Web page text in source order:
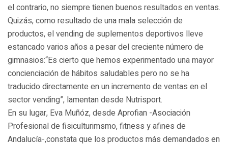
el contrario, no siempre tienen buenos resultados en ventas.
Quizás, como resultado de una mala selección de
productos, el vending de suplementos deportivos lleve
estancado varios años a pesar del creciente número de
gimnasios:“Es cierto que hemos experimentado una mayor
concienciación de hábitos saludables pero no se ha
traducido directamente en un incremento de ventas en el
sector vending”, lamentan desde Nutrisport.
En su lugar, Eva Muñóz, desde Aprofian -Asociación
Profesional de fisiculturimsmo, fitness y afines de
Andalucía-,constata que los productos más demandados en